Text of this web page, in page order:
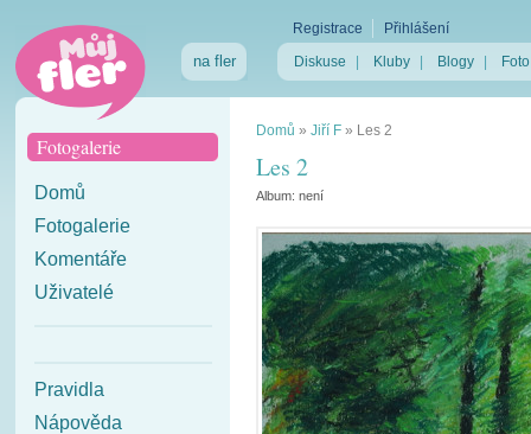
na fler
Registrace
Přihlášení
Diskuse
Kluby Blogy Foto
Fotogalerie
Domů
Fotogalerie
Komentáře
Uživatelé
Pravidla
Nápověda
Domů » Jiří F » Les 2
Les 2
Album: není